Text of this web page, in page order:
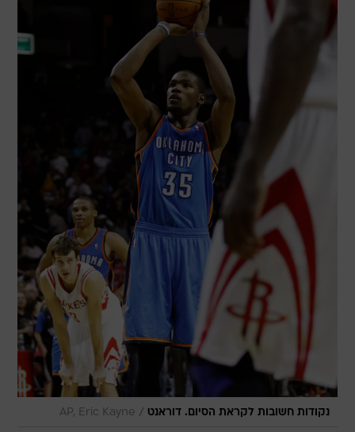
נקודות חשובות לקראת הסיום. דוראנט /
AP, Eric Kayne